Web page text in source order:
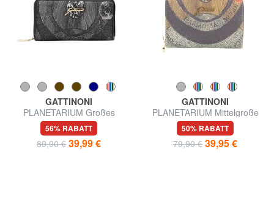
GATTINONI
PLANETARIUM Großes
Portemonnaie mit Rundum-
Reißverschluss
56% RABATT
89,90 € 39,99 €
GATTINONI
PLANETARIUM Mittelgroße
Geldbörse
50% RABATT
79,90 € 39,95 €